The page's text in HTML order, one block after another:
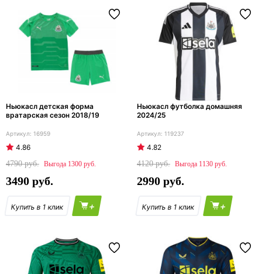
Ньюкасл детская форма
вратарская сезон 2018/19
16959
4.86
4790
1300
3490
+
Ньюкасл футболка домашняя
2024/25
119237
4.82
4120
1130
2990
+